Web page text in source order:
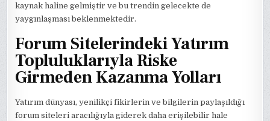
kaynak haline gelmiştir ve bu trendin gelecekte de
yaygınlaşması beklenmektedir.
Forum Sitelerindeki Yatırım
Topluluklarıyla Riske
Girmeden Kazanma Yolları
Yatırım dünyası, yenilikçi fikirlerin ve bilgilerin paylaşıldığı
forum siteleri aracılığıyla giderek daha erişilebilir hale